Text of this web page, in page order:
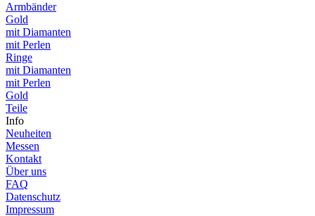
Armbänder
Gold
mit Diamanten
mit Perlen
Ringe
mit Diamanten
mit Perlen
Gold
Teile
Info
Neuheiten
Messen
Kontakt
Über uns
FAQ
Datenschutz
Impressum